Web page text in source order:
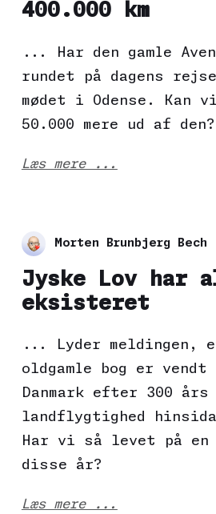
400.000 km
... Har den gamle
rundet på dagens
mødet i Odense. Kan
50.000 mere ud af den?
Læs mere ...
Morten Brunbjerg Bech
Jyske Lov har
eksisteret
... Lyder meldingen,
oldgamle bog er
Danmark efter 300 års
landflygtighed
Har vi så levet på
disse år?
Læs mere ...